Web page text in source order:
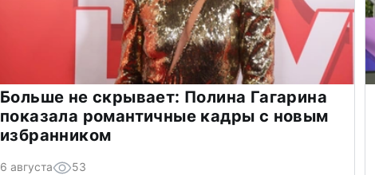
Больше не скрывает: Полина Гагарина
показала романтичные кадры с новым
избранником
6 августа 53